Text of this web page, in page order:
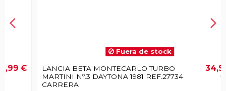
Fuera de stock
LANCIA BETA MONTECARLO TURBO
MARTINI Nº.3 DAYTONA 1981 REF.27734
CARRERA
34,99 €